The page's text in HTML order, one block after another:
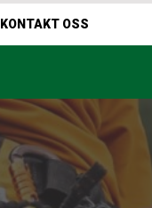
KONTAKT OSS